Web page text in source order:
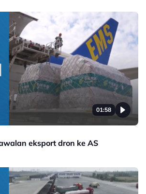
01:58
eksport dron ke AS